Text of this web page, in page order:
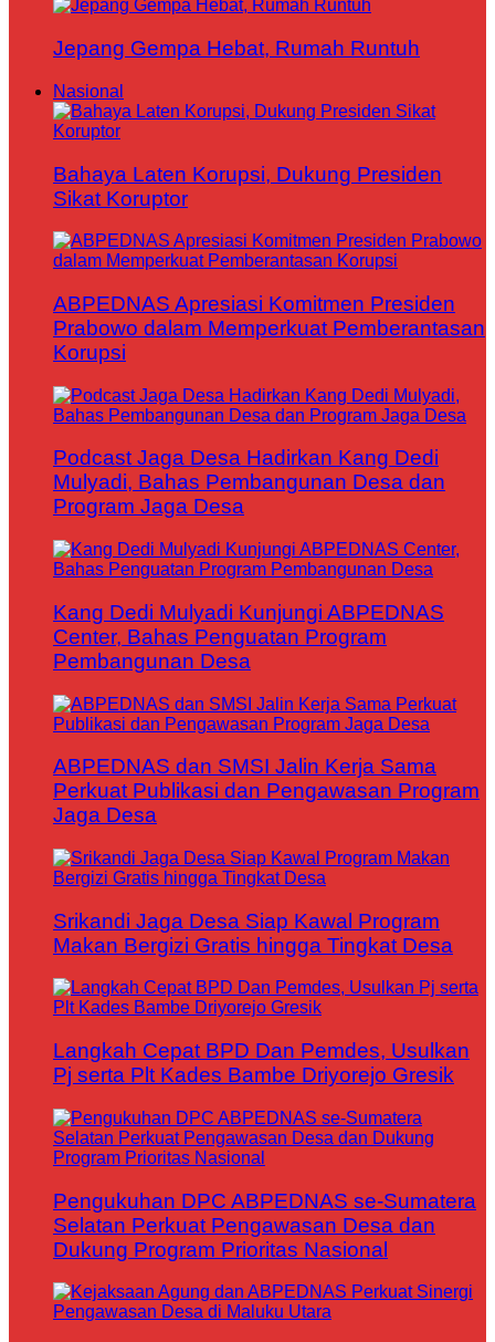
Jepang Gempa Hebat, Rumah Runtuh
Nasional
Bahaya Laten Korupsi, Dukung Presiden
Sikat Koruptor
ABPEDNAS Apresiasi Komitmen Presiden
Prabowo dalam Memperkuat Pemberantasan
Korupsi
Podcast Jaga Desa Hadirkan Kang Dedi
Mulyadi, Bahas Pembangunan Desa dan
Program Jaga Desa
Kang Dedi Mulyadi Kunjungi ABPEDNAS
Center, Bahas Penguatan Program
Pembangunan Desa
ABPEDNAS dan SMSI Jalin Kerja Sama
Perkuat Publikasi dan Pengawasan Program
Jaga Desa
Srikandi Jaga Desa Siap Kawal Program
Makan Bergizi Gratis hingga Tingkat Desa
Langkah Cepat BPD Dan Pemdes, Usulkan
Pj serta Plt Kades Bambe Driyorejo Gresik
Pengukuhan DPC ABPEDNAS se-Sumatera
Selatan Perkuat Pengawasan Desa dan
Dukung Program Prioritas Nasional